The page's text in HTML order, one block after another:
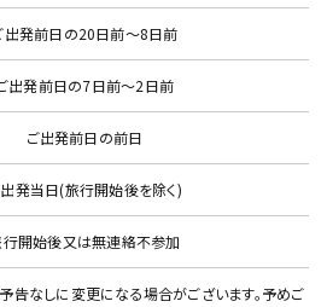
出発前日の20日前～8日前
出発前日の7日前～2日前
ご出発前日の前日
発当日(旅行開始後を除く)
開始後又は無連絡不参加
告なしに変更になる場合がございます。予めご